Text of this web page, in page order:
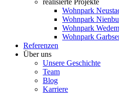
realisierte Projekte
Wohnpark
Wohnpark
Wohnpark
Wohnpark
Referenzen
Über uns
Unsere Geschichte
Team
Blog
Karriere